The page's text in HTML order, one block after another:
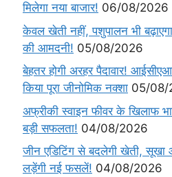
मिलेगा नया बाजार! 06/08/2026
केवल खेती नहीं, पशुपालन भी
की आमदनी! 05/08/2026
बेहतर होगी अरहर पैदावार!
किया पूरा जीनोमिक नक्शा 05/08/
अफ्रीकी स्वाइन फीवर के खिलाफ
बड़ी सफलता! 04/08/2026
जीन एडिटिंग से बदलेगी खेती, सूखा
लड़ेंगी नई फसलें! 04/08/2026